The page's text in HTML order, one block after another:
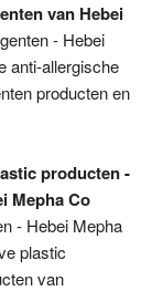
van Hebei
- Hebei
anti-allergische
producten en
producten -
Mepha Co
- Hebei Mepha
plastic
van